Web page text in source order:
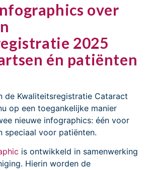
over
2025
én patiënten
de Kwaliteitsregistratie Cataract
op een toegankelijke manier
nieuwe infographics: één voor
speciaal voor patiënten.
is ontwikkeld in samenwerking
Hierin worden de